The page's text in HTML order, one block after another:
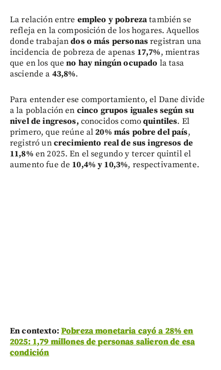
La relación entre empleo y pobrezatambién se
refleja en la composición de los hogares. Aquellos
donde trabajandos o más personasregistran una
incidencia de pobreza de apenas 17,7%, mientras
que en los queno hay ningún ocupado la tasa
asciende a 43,8%.
Para entender ese comportamiento, el Dane divide
a la población en cinco grupos iguales según su
nivel de ingresos, conocidos comoquintiles. El
primero, que reúne al20% más pobre del país,
registró uncrecimiento real de sus ingresos de
11,8% en 2025. En el segundo y tercer quintil el
aumento fue de 10,4% y 10,3%, respectivamente.
En contexto: Pobreza monetaria cayó a 28% en
2025: 1,79 millones de personas salieron de esa
condición